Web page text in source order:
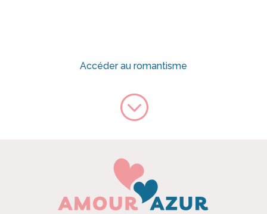
Accéder au romantisme
;